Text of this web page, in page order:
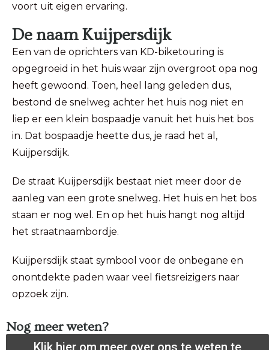
voort uit eigen ervaring.
De naam Kuijpersdijk
Een van de oprichters van KD-biketouring is
opgegroeid in het huis waar zijn overgroot opa nog
heeft gewoond. Toen, heel lang geleden dus,
bestond de snelweg achter het huis nog niet en
liep er een klein bospaadje vanuit het huis het bos
in. Dat bospaadje heette dus, je raad het al,
Kuijpersdijk.
De straat Kuijpersdijk bestaat niet meer door de
aanleg van een grote snelweg. Het huis en het bos
staan er nog wel. En op het huis hangt nog altijd
het straatnaambordje.
Kuijpersdijk staat symbool voor de onbegane en
onontdekte paden waar veel fietsreizigers naar
opzoek zijn.
Nog meer weten?
Klik hier om meer over ons te weten te